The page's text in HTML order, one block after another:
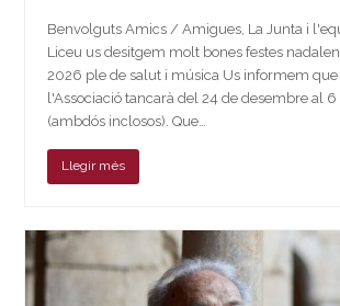
Benvolguts Amics / Amigues, La Junta i
Liceu us desitgem molt bones festes
2026 ple de salut i música Us informem
l'Associació tancarà del 24 de desembre al
(ambdós inclosos). Que…
Llegir més